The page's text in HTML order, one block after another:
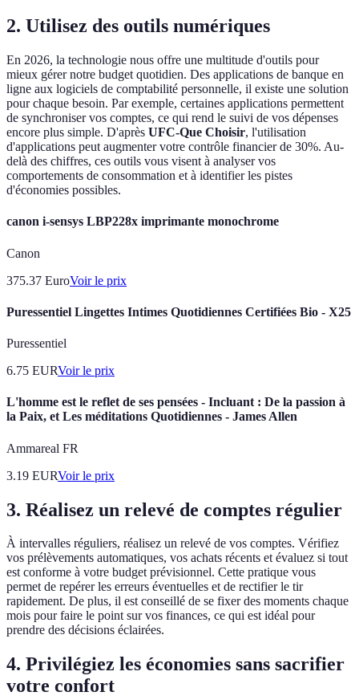
2. Utilisez des outils numériques
En 2026, la technologie nous offre une multitude d'outils pour
mieux gérer notre budget quotidien. Des applications de banque en
ligne aux logiciels de comptabilité personnelle, il existe une solution
pour chaque besoin. Par exemple, certaines applications permettent
de synchroniser vos comptes, ce qui rend le suivi de vos dépenses
encore plus simple. D'après UFC-Que Choisir, l'utilisation
d'applications peut augmenter votre contrôle financier de 30%. Au-
delà des chiffres, ces outils vous visent à analyser vos
comportements de consommation et à identifier les pistes
d'économies possibles.
canon i-sensys LBP228x imprimante monochrome
Canon
375.37 EuroVoir le prix
Puressentiel Lingettes Intimes Quotidiennes Certifiées Bio - X25
Puressentiel
6.75 EURVoir le prix
L'homme est le reflet de ses pensées - Incluant : De la passion à
la Paix, et Les méditations Quotidiennes - James Allen
Ammareal FR
3.19 EURVoir le prix
3. Réalisez un relevé de comptes régulier
À intervalles réguliers, réalisez un relevé de vos comptes. Vérifiez
vos prélèvements automatiques, vos achats récents et évaluez si tout
est conforme à votre budget prévisionnel. Cette pratique vous
permet de repérer les erreurs éventuelles et de rectifier le tir
rapidement. De plus, il est conseillé de se fixer des moments chaque
mois pour faire le point sur vos finances, ce qui est idéal pour
prendre des décisions éclairées.
4. Privilégiez les économies sans sacrifier
votre confort